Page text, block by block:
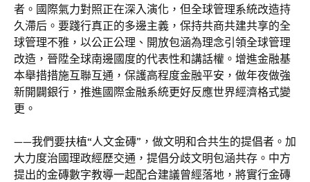
者。國際氣力對照正在深入演化，但全球管理系統改造持
久滯后。要踐行真正的多邊主義，保持共商共建共享的全
球管理不雅，以公正公理、開放包涵為理念引領全球管理
改造，晉陞全球南邊國度的代表性和講話權。增進金融基
本舉措措施互聯互通，保護高程度金融平安，做年夜做強
新開闢銀行，推進國際金融系統更好反應世界經濟格式變
更。
——我們要扶植“人文金磚”，做文明和合共生的提倡者。加
大力度治國理政經歷交通，提倡分歧文明包涵共存。中方
提出的金磚數字教導一起配合建議曾經落地，將實行金磚